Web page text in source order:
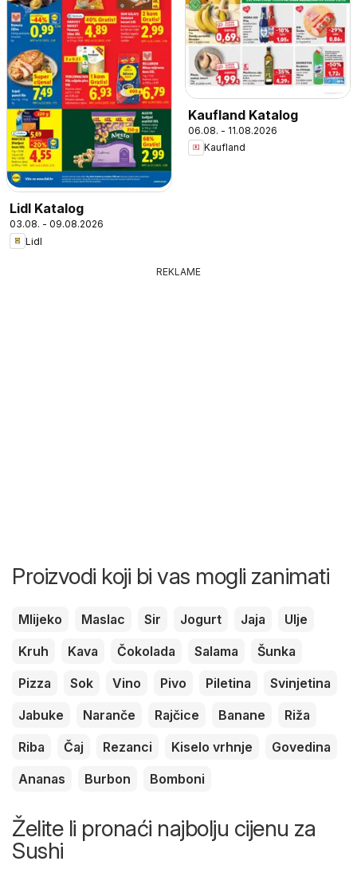
Lidl Katalog
03.08. - 09.08.2026
Lidl
Kaufland Katalog
06.08. - 11.08.2026
Kaufland
REKLAME
Proizvodi koji bi vas mogli zanimati
Mlijeko Maslac Sir Jogurt Jaja
Ulje
Kruh
Kava Čokolada Salama
Šunka
Pizza
Sok Vino Pivo Piletina
Svinjetina
Jabuke
Naranče Rajčice Banane
Riža
Riba
Čaj Rezanci Kiselo vrhnje
Govedina
Ananas
Burbon Bomboni
Želite li pronaći najbolju cijenu za
Sushi